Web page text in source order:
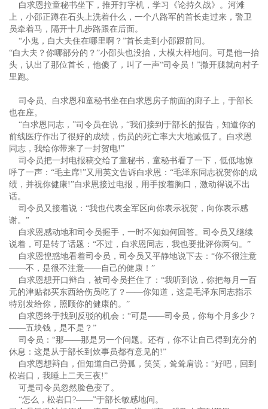
白求恩拉童秘书坐下，推开打字机，学习《论持久战》。河滩
上，小邵正蹲在石头上洗着什么，一个八路军的首长走过来，警卫
员牵着马，隔开十几步路跟在后面。
“小鬼，白大夫住在哪里啊？”首长走到小邵跟前问。
“白大夫？你哪部分的？”小邵头也没抬，大模大样地问。可是他一抬
头，认出了那位首长，他傻了，叫了一声“司令员！”撒开腿就向村子
里跑。
司令员、白求恩和童秘书坐在白求恩房子前面的廊子上，于部长
也在座。
“白求恩同志，”司令员在说，“我们接到于部长的报告，知道你的
前线医疗作出了很好的成绩，伤员的死亡率大大地减低了。白求恩
同志，我给你带来了一封贺电!”
司令员把一封电报稿交给了童秘书，童秘书看了一下，低低地惊
呼了一声：“毛主席!”又用英文告诉白求恩：“毛泽东同志祝贺你的成
绩，并祝你健康!”白求恩接过电报，用手按着胸口，激动得说不出
话。
司令员又接着说：“我也代表全军区向你表示祝贺，向你表示感
谢。”
白求恩感动地和司令员握手，一时不知如何回答。司令员又继续
说着，可是转了话题：“不过，白求恩同志，我也要批评你两句。”
白求恩惶惑地看着司令员，司令员又平静地说下去：“你不很注意
——不，是很不注意——自己的健康！”
白求恩想开口辩白，被司令员拦住了：“我听到说，你把每月一百
元的津贴都买东西给伤员吃了？——你知道，这是毛泽东同志指示
特别发给你，照顾你的健康的。”
白求恩终于找到反驳的机会：“可是——司令员，你每个月多少？
——五块钱，是不是？”
司令员：“那——那是另一个问题。还有，你不让自己得到充分的
休息：这是从于部长到炊事员都有意见的!”
白求恩想辩白，但知道自己势孤，笑笑，耸耸肩说：“好吧，回到
松岩口，我睡上二天三夜!”
可是司令员忽然脸色变了。
“怎么，松岩口?——”于部长敏感地问。